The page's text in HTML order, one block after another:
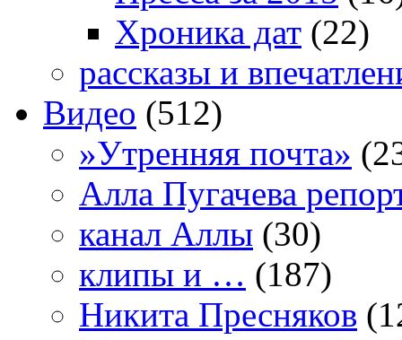
Хроника дат (22)
рассказы и
Видео (512)
»Утренняя почта»
Алла Пугачева
канал Аллы (30)
клипы и … (187)
Никита Пресняков